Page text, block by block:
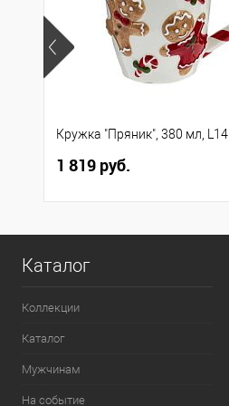
Кружка "Пряник", 380 мл,
1 819 руб.
Каталог
Коллекции
Каталог
Мужчинам
На событие